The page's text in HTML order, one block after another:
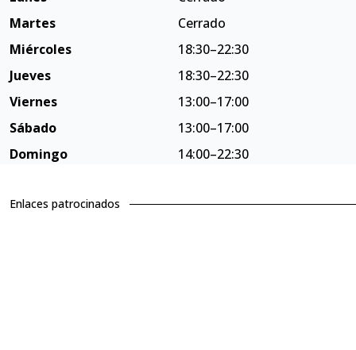
Martes
Cerrado
Miércoles
18:30–22:30
Jueves
18:30–22:30
Viernes
13:00–17:00
Sábado
13:00–17:00
Domingo
14:00–22:30
Enlaces patrocinados